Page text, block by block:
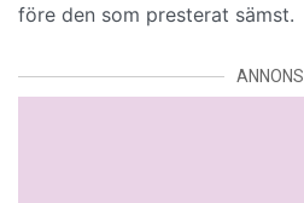
före den som presterat sämst.
ANNONS